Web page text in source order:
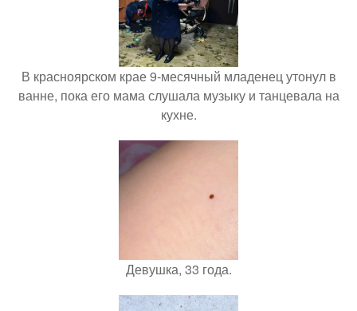
В красноярском крае 9-месячный младенец утонул в
ванне, пока его мама слушала музыку и танцевала на
кухне.
Девушка, 33 года.